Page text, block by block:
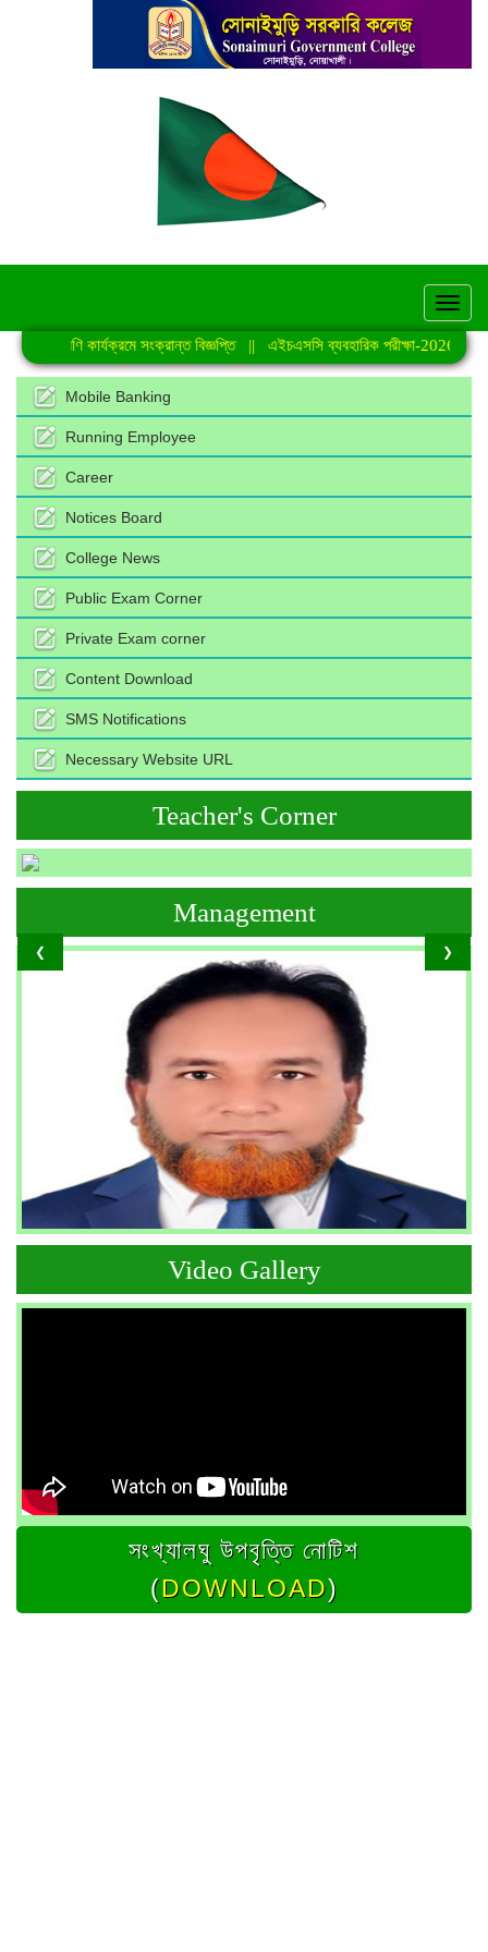
শ্রেণি কার্যক্রমে সংক্রান্ত বিজ্ঞপ্তি|| এইচএসসি ব্যবহারিক পরীক্ষা-2026 এর
Mobile Banking
Running Employee
Career
Notices Board
College News
Public Exam Corner
Private Exam corner
Content Download
SMS Notifications
Necessary Website URL
Teacher's Corner
❮ ❯
Management
Video Gallery
সংখ্যালঘু উপবৃত্তি নোটিশ
(DOWNLOAD)